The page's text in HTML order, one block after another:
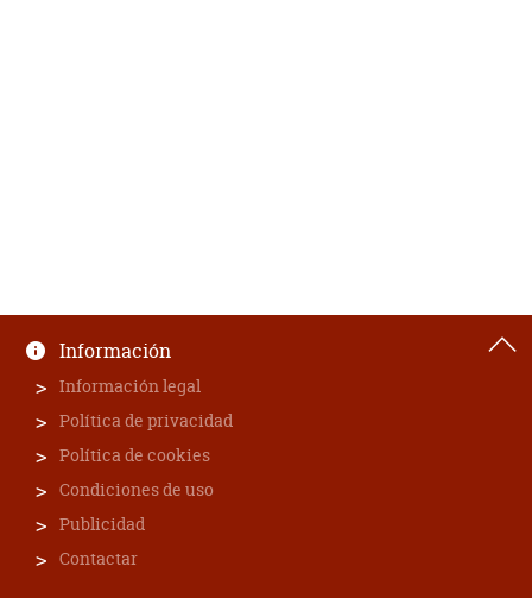
Información
Información legal
Política de privacidad
Política de cookies
Condiciones de uso
Publicidad
Contactar